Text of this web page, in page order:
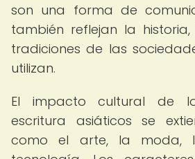
son una forma de
también reflejan la
tradiciones de las
utilizan.
El impacto cultural de
escritura asiáticos se
como el arte, la moda,